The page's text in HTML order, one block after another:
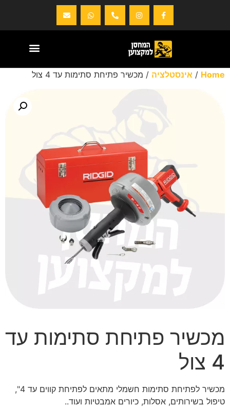
Home
/ אינסטלציה / מכשיר פתיחת סתימות עד 4 צול
מכשיר פתיחת סתימות עד
4 צול
מכשיר לפתיחת סתימות חשמלי מתאים לפתיחת קווים עד 4",
טיפול בשירותים, אסלות, כיורים אמבטיות ועוד..